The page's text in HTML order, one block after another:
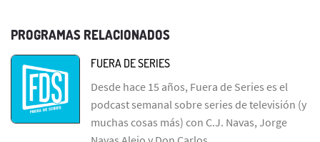
PROGRAMAS RELACIONADOS
FUERA DE SERIES
Desde hace 15 años, Fuera de Series es el
podcast semanal sobre series de televisión (y
muchas cosas más) con C.J. Navas, Jorge